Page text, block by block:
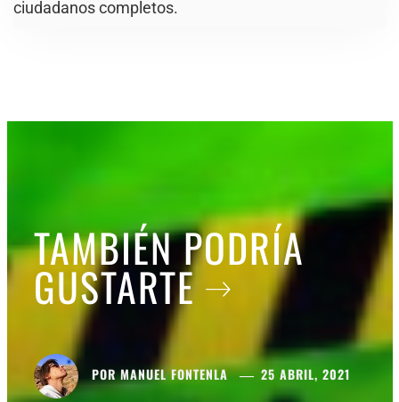
ciudadanos completos.
TAMBIÉN PODRÍA
GUSTARTE
PORMANUEL FONTENLA
25 ABRIL, 2021